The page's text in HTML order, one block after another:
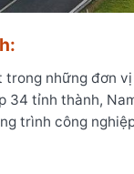
trong những đơn
34 tỉnh thành,
trình công